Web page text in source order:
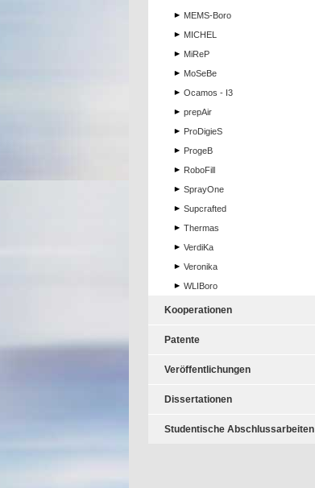
MEMS-Boro
MICHEL
MiReP
MoSeBe
Ocamos - I3
prepAir
ProDigieS
ProgeB
RoboFill
SprayOne
Supcrafted
Thermas
VerdiKa
Veronika
WLIBoro
Kooperationen
Patente
Veröffentlichungen
Dissertationen
Studentische Abschlussarbeiten